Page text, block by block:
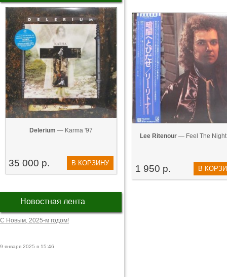
Delerium — Karma '97
35 000 р. В КОРЗИНУ
Новостная лента
С Новым, 2025-м годом!
9 января 2025 в 15:46
Lee Ritenour— Feel The Night
1 950 р. В